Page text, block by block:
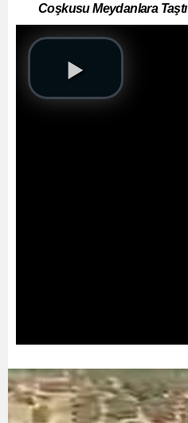
Coşkusu Meydanlara Taştı